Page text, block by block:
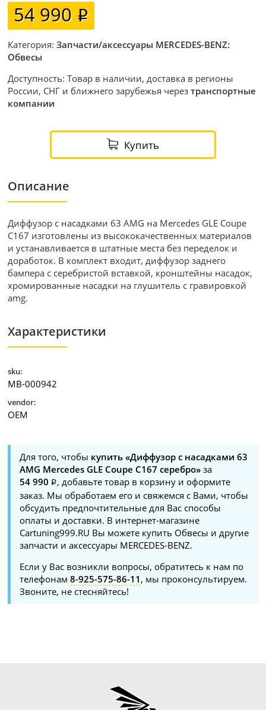
54 990
Категория:Запчасти/аксессуары MERCEDES-BENZ:
Обвесы
Доступность: Товар в наличии, доставка в регионы
России, СНГ и ближнего зарубежья черезтранспортные
компании
Купить
Описание
Диффузор с насадками 63 AMG на Mercedes GLE Coupe
C167 изготовлены из высококачественных материалов
и устанавливается в штатные места без переделок и
доработок. В комплект входит, диффузор заднего
бампера с серебристой вставкой, кронштейны насадок,
хромированные насадки на глушитель с гравировкой
amg.
Характеристики
sku:
MB-000942
vendor:
OEM
Для того, чтобы купить «Диффузор с насадками 63
AMG Mercedes GLE Coupe C167 серебро» за
54 990
, добавьте товар в корзину и оформите
заказ. Мы обработаем его и свяжемся с Вами, чтобы
обсудить предпочтительные для Вас способы
оплаты и доставки. В интернет-магазине
Cartuning999.RU Вы можете купить Обвесы и другие
запчасти и аксессуары MERCEDES-BENZ.
Если у Вас возникли вопросы, обратитесь к нам по
телефонам8-925-575-86-11 , мы проконсультируем.
Звоните, не стесняйтесь!